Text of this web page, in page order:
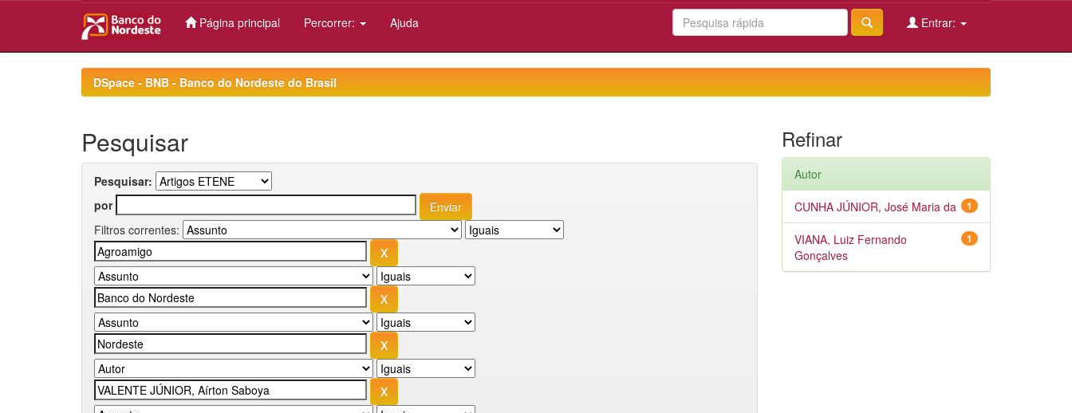
Página principal Percorrer: Ajuda Entrar:
DSpace - BNB - Banco do Nordeste do Brasil
Pesquisar
Pesquisar:
por
Filtros correntes:
Refinar
Autor
1
CUNHA JÚNIOR, José Maria da
1
VIANA, Luiz Fernando
Gonçalves